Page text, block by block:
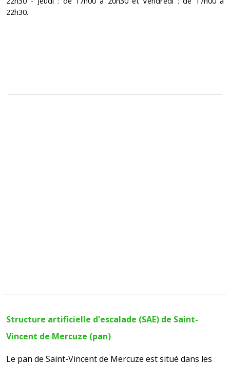
22h30.
Structure artificielle d'escalade (SAE) de Saint-
Vincent de Mercuze (pan)
Le pan de Saint-Vincent de Mercuze est situé dans les